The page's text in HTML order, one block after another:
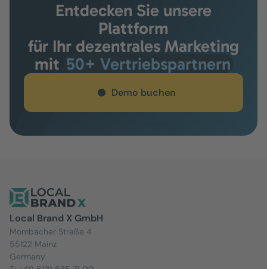
Entdecken Sie unsere
Plattform
für Ihr dezentrales Marketing
mit 50+ Vertriebspartnern
Demo buchen
Local Brand X GmbH
Mombacher Straße 4
55122 Mainz
Germany